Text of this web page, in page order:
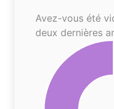
Avez-vous été
deux dernières